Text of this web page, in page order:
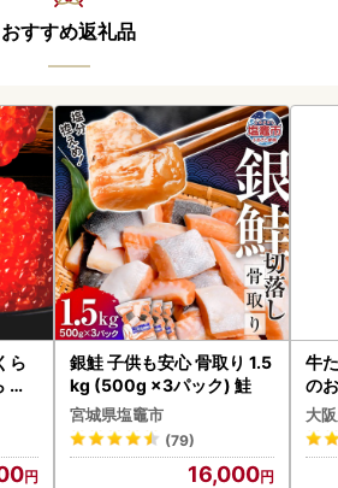
おすすめ返礼品
ら
イ
い
海
)【
銀鮭 子供も安心 骨取り 1.5
kg (500g ×3パック) 鮭
宮城県塩竈市
(79)
16,000
牛
の
大